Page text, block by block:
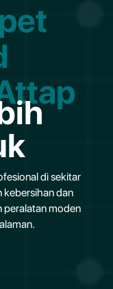
di sekitar
kebersihan dan
peralatan moden